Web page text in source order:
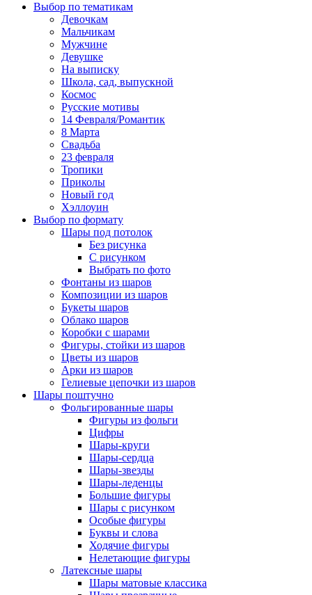
Выбор по тематикам
Девочкам
Мальчикам
Мужчине
Девушке
На выписку
Школа, сад, выпускной
Космос
Русские мотивы
14 Февраля/Романтик
8 Марта
Свадьба
23 февраля
Тропики
Приколы
Новый год
Хэллоуин
Выбор по формату
Шары под потолок
Без рисунка
С рисунком
Выбрать по фото
Фонтаны из шаров
Композиции из шаров
Букеты шаров
Облако шаров
Коробки с шарами
Фигуры, стойки из шаров
Цветы из шаров
Арки из шаров
Гелиевые цепочки из шаров
Шары поштучно
Фольгированные шары
Фигуры из фольги
Цифры
Шары-круги
Шары-сердца
Шары-звезды
Шары-леденцы
Большие фигуры
Шары с рисунком
Особые фигуры
Буквы и слова
Ходячие фигуры
Нелетающие фигуры
Латексные шары
Шары матовые классика